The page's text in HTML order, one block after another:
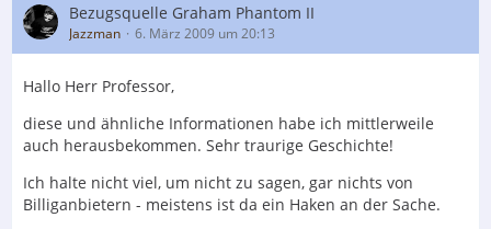
Bezugsquelle Graham Phantom II
Jazzman 6. März 2009 um 20:13
Hallo Herr Professor,
diese und ähnliche Informationen habe ich mittlerweile
auch herausbekommen. Sehr traurige Geschichte!
Ich halte nicht viel, um nicht zu sagen, gar nichts von
Billiganbietern - meistens ist da ein Haken an der Sache.